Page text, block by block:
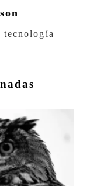
tecnología